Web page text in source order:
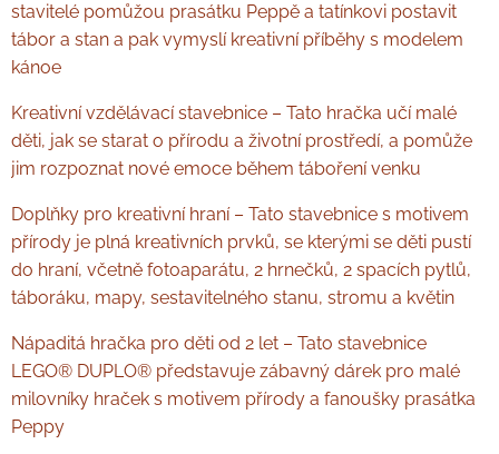
stavitelé pomůžou prasátku Peppě a tatínkovi postavit
tábor a stan a pak vymyslí kreativní příběhy s modelem
kánoe
Kreativní vzdělávací stavebnice – Tato hračka učí malé
děti, jak se starat o přírodu a životní prostředí, a pomůže
jim rozpoznat nové emoce během táboření venku
Doplňky pro kreativní hraní – Tato stavebnice s motivem
přírody je plná kreativních prvků, se kterými se děti pustí
do hraní, včetně fotoaparátu, 2 hrnečků, 2 spacích pytlů,
táboráku, mapy, sestavitelného stanu, stromu a květin
Nápaditá hračka pro děti od 2 let – Tato stavebnice
LEGO® DUPLO® představuje zábavný dárek pro malé
milovníky hraček s motivem přírody a fanoušky prasátka
Peppy